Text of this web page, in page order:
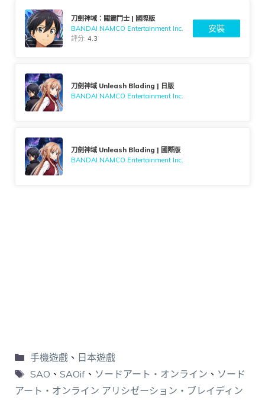
刀劍神域：關鍵鬥士 | 國際版
BANDAI NAMCO Entertainment Inc.
評分:4.3
安裝
刀劍神域 Unleash Blading | 日版
BANDAI NAMCO Entertainment Inc.
刀劍神域 Unleash Blading | 國際版
BANDAI NAMCO Entertainment Inc.
手機遊戲、 日本遊戲
SAO 、 SAOif、 ソードアート・オンライン 、 ソード
アート・オンライン アリシゼーション・ブレイディン